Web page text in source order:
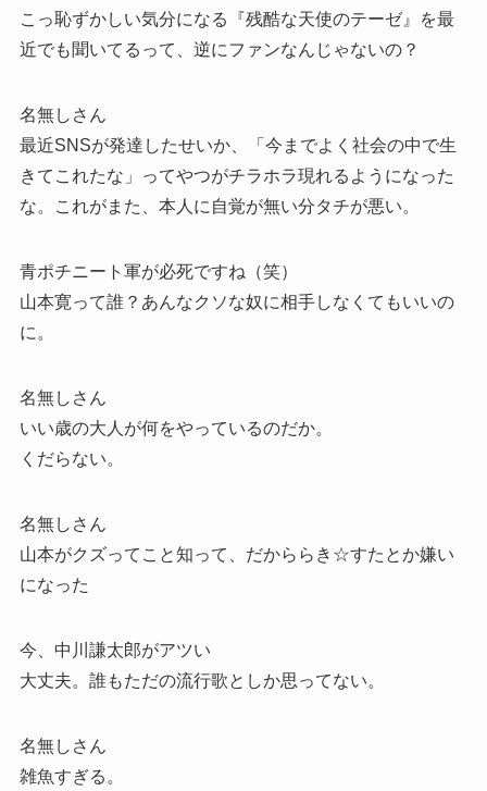
こっ恥ずかしい気分になる『残酷な天使のテーゼ』を最
近でも聞いてるって、逆にファンなんじゃないの？
名無しさん
最近SNSが発達したせいか、「今までよく社会の中で生
きてこれたな」ってやつがチラホラ現れるようになった
な。これがまた、本人に自覚が無い分タチが悪い。
青ポチニート軍が必死ですね（笑）
山本寛って誰？あんなクソな奴に相手しなくてもいいの
に。
名無しさん
いい歳の大人が何をやっているのだか。
くだらない。
名無しさん
山本がクズってこと知って、だかららき☆すたとか嫌い
になった
今、中川謙太郎がアツい
大丈夫。誰もただの流行歌としか思ってない。
名無しさん
雑魚すぎる。